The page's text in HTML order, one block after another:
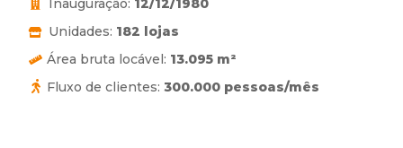
Inauguração: 12/12/1980
Unidades: 182 lojas
Área bruta locável: 13.095 m²
Fluxo de clientes: 300.000 pessoas/mês